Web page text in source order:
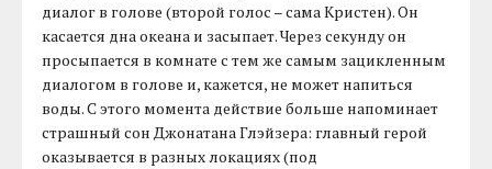
диалог в голове (второй голос – сама Кристен). Он
касается дна океана и засыпает. Через секунду он
просыпается в комнате с тем же самым зацикленным
диалогом в голове и, кажется, не может напиться
воды. С этого момента действие больше напоминает
страшный сон Джонатана Глэйзера: главный герой
оказывается в разных локациях (под